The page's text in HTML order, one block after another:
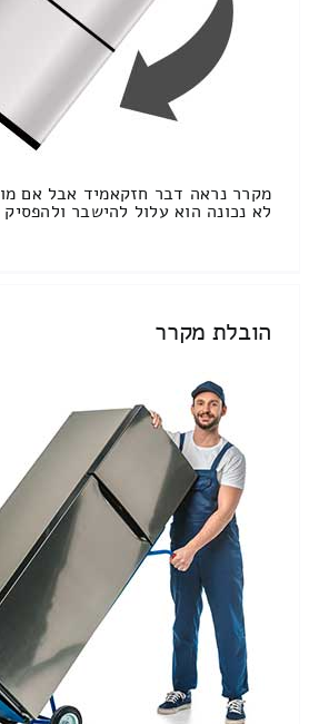
מקרר נראה דבר חזקאמיד אבל אם
לא נכונה הוא עלול להישבר
הובלת מקרר